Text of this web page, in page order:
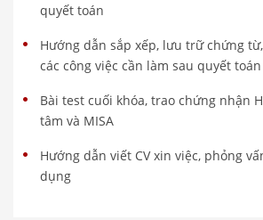
quyết toán
Hướng dẫn sắp xếp, lưu trữ chứng
các công việc cần làm sau quyết
Bài test cuối khóa, trao chứng nhận
tâm và MISA
Hướng dẫn viết CV xin việc, phỏng
dụng